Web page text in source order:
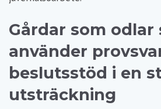
Gårdar som odlar
använder
beslutsstöd i en
utsträckning